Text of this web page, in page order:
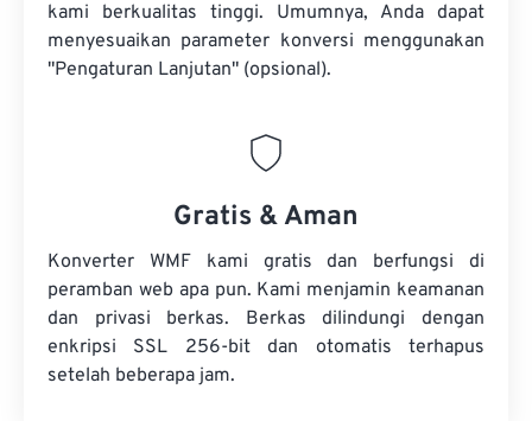
kami berkualitas tinggi. Umumnya, Anda dapat
menyesuaikan parameter konversi menggunakan
"Pengaturan Lanjutan" (opsional).
Gratis & Aman
Konverter WMF kami gratis dan berfungsi di
peramban web apa pun. Kami menjamin keamanan
dan privasi berkas. Berkas dilindungi dengan
enkripsi SSL 256-bit dan otomatis terhapus
setelah beberapa jam.